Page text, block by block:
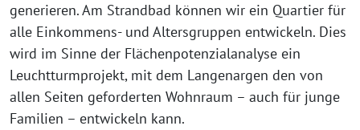
gene­rie­ren. Am Strandbad kön­nen wir ein Quartier für
alle Einkommens- und Altersgruppen ent­wi­ckeln. Dies
wird im Sinne der Flächenpotenzialanalyse ein
Leuchtturmprojekt, mit dem Langenargen den von
allen Seiten gefor­der­ten Wohnraum – auch für jun­ge
Familien – ent­wi­ckeln kann.